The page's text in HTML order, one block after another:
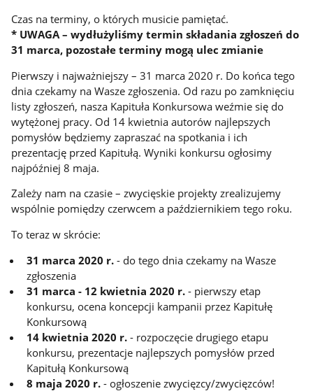
Czas na terminy, o których musicie pamiętać.
* UWAGA – wydłużyliśmy termin składania zgłoszeń do
31 marca, pozostałe terminy mogą ulec zmianie
Pierwszy i najważniejszy – 31 marca 2020 r. Do końca tego
dnia czekamy na Wasze zgłoszenia. Od razu po zamknięciu
listy zgłoszeń, nasza Kapituła Konkursowa weźmie się do
wytężonej pracy. Od 14 kwietnia autorów najlepszych
pomysłów będziemy zapraszać na spotkania i ich
prezentację przed Kapitułą. Wyniki konkursu ogłosimy
najpóźniej 8 maja.
Zależy nam na czasie – zwycięskie projekty zrealizujemy
wspólnie pomiędzy czerwcem a październikiem tego roku.
To teraz w skrócie:
31 marca 2020 r. - do tego dnia czekamy na Wasze
zgłoszenia
31 marca - 12 kwietnia 2020 r. - pierwszy etap
konkursu, ocena koncepcji kampanii przez Kapitułę
Konkursową
14 kwietnia 2020 r. - rozpoczęcie drugiego etapu
konkursu, prezentacje najlepszych pomysłów przed
Kapitułą Konkursową
8 maja 2020 r. - ogłoszenie zwycięzcy/zwycięzców!